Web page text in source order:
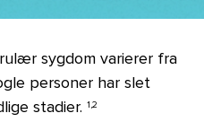
sygdom varierer fra
personer har slet
stadier. 1,2